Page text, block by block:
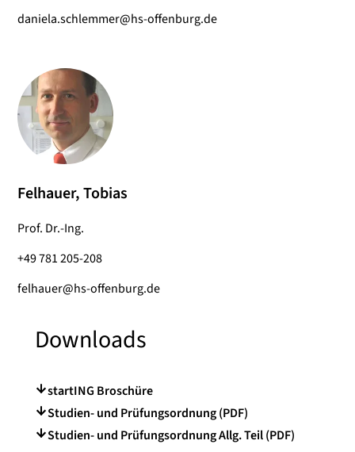
daniela.schlemmer@hs-offenburg.de
Felhauer, Tobias
Prof. Dr.-Ing.
+49 781 205-208
felhauer@hs-offenburg.de
Downloads
startING Broschüre
Studien- und Prüfungsordnung (PDF)
Studien- und Prüfungsordnung Allg. Teil (PDF)